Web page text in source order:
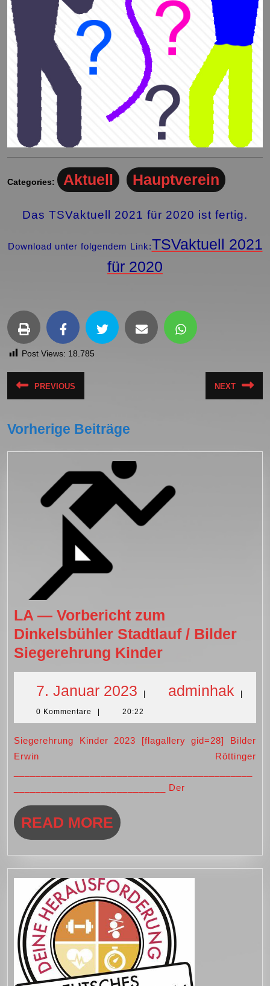
Categories: Aktuell Hauptverein
Das TSVaktuell 2021 für 2020 ist fertig.
Download unter folgendem Link:TSVaktuell 2021
für 2020
Post Views: 18.785
Beitragsnavigation
PREVIOUS
Vorheriger
Beitrag:
NEXT
Beitrag:
Vorherige Beiträge
LA — Vorbericht zum
Dinkelsbühler Stadtlauf / Bilder
Siegerehrung KinderLA
—
Vorbericht
Dinkelsbühler
Stadtlauf
Bilder
Siegerehrung
7. Januar 2023 7.
Januar
2023
adminhak
0 Kommentare 20:22
Siegerehrung Kinder 2023 [flagallery gid=28] Bilder
Erwin Röttinger
____________________________ Der
READ MORE READ